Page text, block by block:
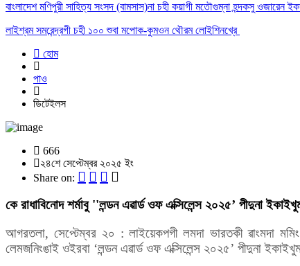
বাংলাদেশ মণিপুরী সাহিত্য সংসদ (বামসাস)না চহী কয়াগী মতৌগুম্না হন্দকসু ওজারেন
লাইশ্রম সমরেন্দ্রগী চহী ১০০ শুবা মপোক-কুমওন থৌরম লোইশিনখ্রে
হোম
পাও
ডিটেইলস
666
২৪শে সেপ্টেম্বর ২০২৫ ইং
Share on:
কে রাধাবিনোদ শর্মাবু ''লন্ডন এৱার্ড ওফ এক্সিলেন্স ২০২৫’ পীদুনা
আগরতলা, সেপ্টেম্বর ২০ :লাইয়েকপগী লমদা ভারতকী ৱাংমদা
লেমজনিংঙাই ওইরবা ‘লন্ডন এৱার্ড ওফ এক্সিলেন্স ২০২৫’ পীদুনা